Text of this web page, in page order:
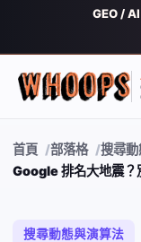
GEO /
首頁 部落格
搜尋
Google 排名大地震？
搜尋動態與演算法